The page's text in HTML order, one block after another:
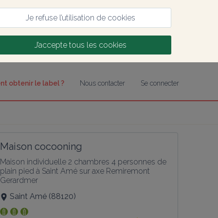
Je refuse l’utilisation de cookies
J’accepte tous les cookies
obtenir le label ? Nous contacter Se connecter
Maison cocooning
Maison individuelle 2 chambres 4 personnes de
plain pied à Saint Amé sur axe Remiremont
Gerardmer
Saint Amé (88120)